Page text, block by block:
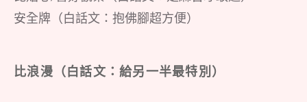
安全牌（白話文：抱佛腳超方便）
比浪漫（白話文：給另一半最特別）